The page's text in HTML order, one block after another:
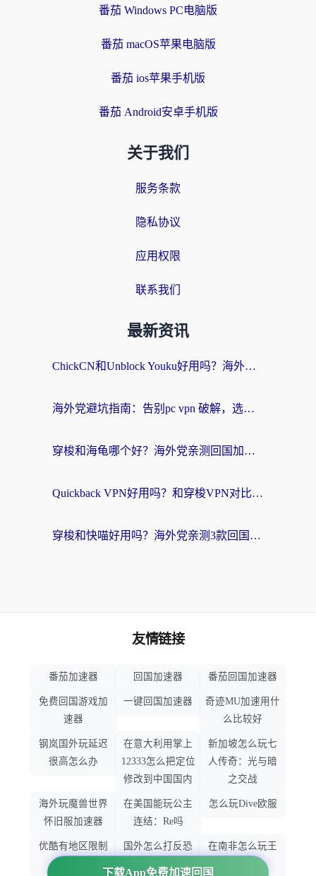
番茄 Windows PC电脑版
番茄 macOS苹果电脑版
番茄 ios苹果手机版
番茄 Android安卓手机版
关于我们
服务条款
隐私协议
应用权限
联系我们
最新资讯
ChickCN和Unblock Youku好用吗？海外党亲测3款回国加速器，附iOS免费选择指南
海外党避坑指南：告别pc vpn 破解，选对回国加速器轻松访问国内资源
穿梭和海龟哪个好？海外党亲测回国加速器，附电脑免费VPN推荐
Quickback VPN好用吗？和穿梭VPN对比哪个回国效果更好？海外党必看的真实测评与选择指南
穿梭和快喵好用吗？海外党亲测3款回国加速器，附日本回国VPN避坑指南
下载App免费加速回国
友情链接
番茄加速器 回国加速器 番茄回国加速器
免费回国游戏加
速器
一键回国加速器
奇迹MU加速用什
么比较好
钢岚国外玩延迟
很高怎么办
在意大利用掌上
12333怎么把定位
修改到中国国内
新加坡怎么玩七
人传奇：光与暗
之交战
海外玩魔兽世界
怀旧服加速器
在美国能玩公主
连结：Re吗
怎么玩Dive欧服
优酷有地区限制
国外怎么打反恐
精英：全球攻势
在南非怎么玩王